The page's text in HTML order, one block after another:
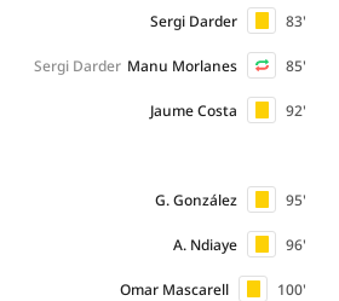
83'
Sergi Darder
85'
Manu Morlanes
Sergi Darder
92'
Jaume Costa
95'
G. González
96'
A. Ndiaye
100'
Omar Mascarell